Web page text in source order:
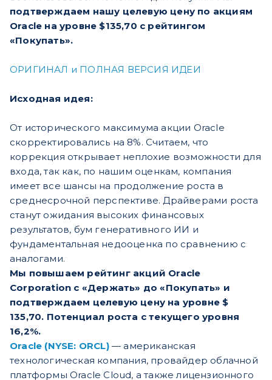
подтверждаем нашу целевую цену по акциям
Oracle на уровне $135,70 с рейтингом
«Покупать».
ОРИГИНАЛ и ПОЛНАЯ ВЕРСИЯ ИДЕИ
Исходная идея:
От исторического максимума акции Oracle
скорректировались на 8%. Считаем, что
коррекция открывает неплохие возможности для
входа, так как, по нашим оценкам, компания
имеет все шансы на продолжение роста в
среднесрочной перспективе. Драйверами роста
станут ожидания высоких финансовых
результатов, бум генеративного ИИ и
фундаментальная недооценка по сравнению с
аналогами.
Мы повышаем рейтинг акций Oracle
Corporation с «Держать» до «Покупать» и
подтверждаем целевую цену на уровне $
135,70. Потенциал роста с текущего уровня
16,2%.
Oracle (NYSE: ORCL) — американская
технологическая компания, провайдер облачной
платформы Oracle Cloud, а также лицензионного